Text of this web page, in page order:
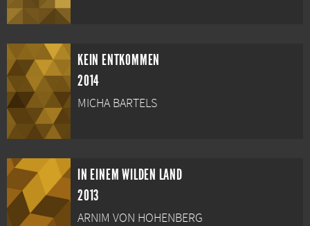
KEIN ENTKOMMEN
2014
MICHA BARTELS
IN EINEM WILDEN LAND
2013
ARNIM VON HOHENBERG